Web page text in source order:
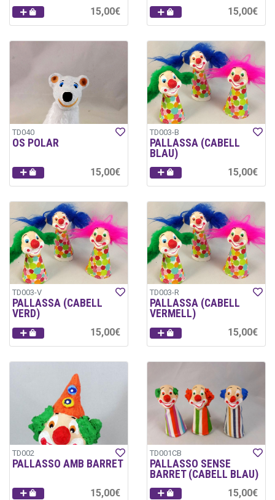
15,00€ 15,00€
TD040
OS POLAR
15,00€
TD003-B
PALLASSA (CABELL
BLAU)
15,00€
TD003-V
PALLASSA (CABELL
VERD)
15,00€
TD003-R
PALLASSA (CABELL
VERMELL)
15,00€
TD002
PALLASSO AMB BARRET
15,00€
TD001CB
PALLASSO SENSE
BARRET (CABELL BLAU)
15,00€